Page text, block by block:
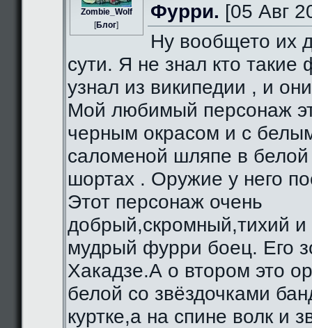
Zombie_Wolf
[Блог]
Фурри. [05 Авг
Ну вообщето их
сути. Я не знал кто такие
узнал из википедии , и
Мой любимый персонаж
черным окрасом и с
саломеной шляпе в
шортах . Оружие у него
Этот персонаж очень
добрый,скромный,тихий и
мудрый фурри боец. Его
Хакадзе.А о втором это
белой со звёздочками
куртке,а на спине волк и